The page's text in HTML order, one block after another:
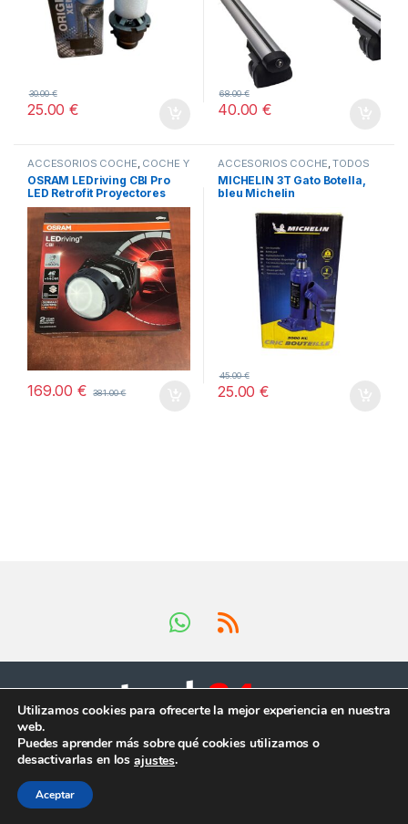
25.00€
30.00€
40.00€
68.00€
ACCESORIOS COCHE, COCHE Y
MOTO , TODOS
OSRAM LEDriving CBI Pro
LED Retrofit Proyectores
169.00€ 381.00€
ACCESORIOS COCHE,TODOS
MICHELIN 3T Gato Botella,
bleu Michelin
25.00€
45.00€
Tienes preguntas ?
¡Llámanos en horario
Utilizamos cookies para ofrecerte la mejor experiencia en nuestra
web.
Puedes aprender más sobre qué cookies utilizamos o
desactivarlas en losajustes.
Aceptar